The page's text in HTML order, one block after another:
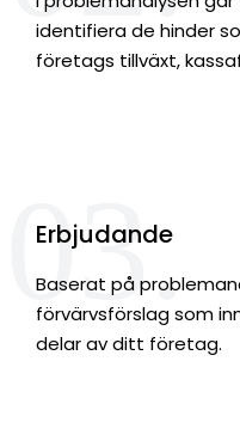
identifiera de hinder
företags tillväxt,
03.
Erbjudande
Baserat på
förvärvsförslag som
delar av ditt företag.